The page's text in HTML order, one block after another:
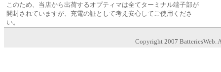
このため、当店から出荷するオプティマは全てターミナル端子部が
開封されていますが、充電の証として考え安心してご使用くださ
い。
Copyright 2007 BatteriesWeb.